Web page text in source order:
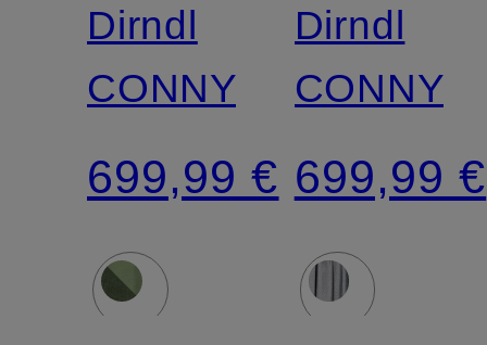
Dirndl
CONNY
699,99 €
Dirndl
CONNY
699,99 €